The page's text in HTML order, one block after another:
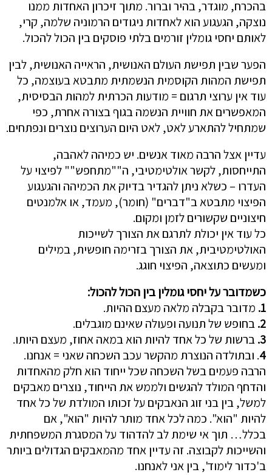
בהכרח, מוגדר, בהיר וברור. מתוך זיכרון האחדות ממנו
נוצקה, הגעגוע הוא לאחדות ניגודים הרמוניה שלמה, קרי,
לאותם יחסי גומלין זורמים בלתי פוסקים בין הכול להכול.
הפער שבין תפישת העולם האנושית, הראייה האנושית, לבין
תפישת המהות הקוסמית הנשמתית מתבטא בעוצמה, כל
עוד אין ערוצי תרגום = מודעות הכרתית למהות הבסיסית,
המאפשרים את חוויית הנשמה בגוף בצורה אחרת, כפי
שמתחיל להתארע לאט, לאט היום הערוצים נוצרים ונפתחים.
עדיין אצל הרבה מאוד אנשים. יש כמיהה לאהבה,
התייחסות, לקשר אולטימטיבי, ה""מתחפש"" לפיצוי על
העדרו – כשלא ניתן להגדיר בדיוק את הכמיהה והגעגוע
הפיצוי מתבטא ב"דברים" (חומר), מעמד, או אלמנטים
חיצוניים שקשורים לזמן ומקום.
כל עוד אין יכולת לתרגם את הצורך לשייכות
האולטימטיבית, את הצורך בזרימה חופשית, במילים
ומעשים כתוצאה, הפיצוי חוגג.
כשמדובר על יחסי גומלין בין הכול להכול:
1. מדובר בקבלה מלאה מעצם ההיות.
2. בחופש של תנועה ופעולה שאינם מוגבלים.
3. ברשות של כל אחד להיות הוא במאה אחוז, מעצם היותו.
4. ובתולדה הנוצרת מהקשר עכב השכחה שאני = אנחנו.
הרבה פעמים בשל השכחה שכל ייחוד הוא חלק מהאחדות
והדחף המולד להגשים ולממש את הייחוד, נוצרים מאבקים
למשל, בין בני זוג הנאבקים על זכותו המולדת של כל אחד
להיות "הוא". כמה לכל אחד מותר להיות "הוא", אם
בכלל… תוך אי שימת לב להדהוד על המסגרת המשפחתית
והשייכות לקבוצה. זה עדיין אחד מהמאבקים הגדולים ביותר
ב'כדור לימוד', בין אני לאנחנו.